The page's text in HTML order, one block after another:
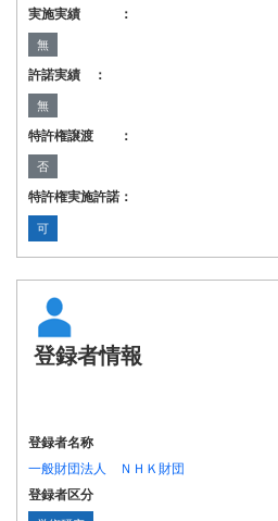
実施実績 ：
無
許諾実績 ：
無
特許権譲渡 ：
否
特許権実施許諾：
可
登録者情報
登録者名称
一般財団法人 ＮＨＫ財団
登録者区分